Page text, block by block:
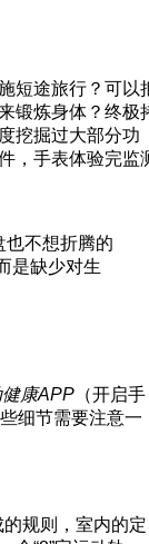
短途旅行？可以
锻炼身体？终极
挖掘过大部分功
，手表体验完监
也不想折腾的
是缺少对生
健康APP （开启手
细节需要注意一
规则，室内的定